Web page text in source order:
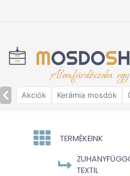
MOSDOS
Álomfürdőszoba
Akciók Kerámia mosdók
TERMÉKEINK
TEXTIL